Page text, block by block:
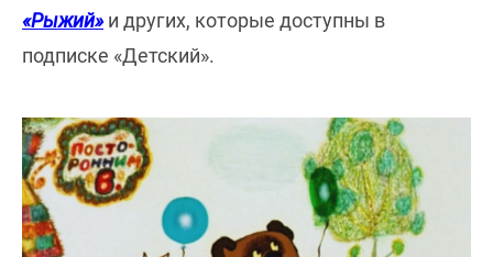
«Рыжий»и других, которые доступны в
подписке «Детский».